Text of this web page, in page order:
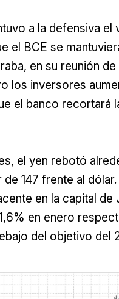
a la defensiva el
el BCE se
en su reunión
los inversores
el banco recortará
el yen rebotó
147 frente al dólar.
en la capital de
en enero
del objetivo del